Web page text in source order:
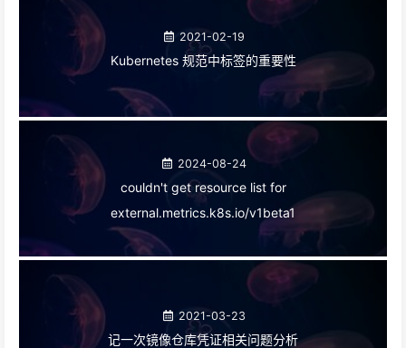
2021-02-19
Kubernetes 规范中标签的重要性
2024-08-24
couldn't get resource list for
external.metrics.k8s.io/v1beta1
2021-03-23
记一次镜像仓库凭证相关问题分析